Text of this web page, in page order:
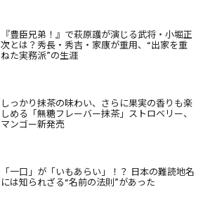
『豊臣兄弟！』で萩原護が演じる武将・小堀正
次とは？秀長・秀吉・家康が重用、“出家を重
ねた実務派”の生涯
しっかり抹茶の味わい、さらに果実の香りも楽
しめる「無糖フレーバー抹茶」ストロベリー、
マンゴー新発売
「一口」が「いもあらい」！？ 日本の難読地名
には知られざる“名前の法則”があった